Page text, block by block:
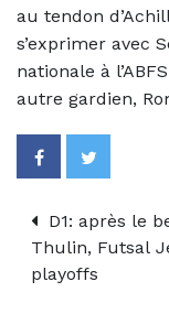
au tendon
s’exprimer avec
nationale à
autre gardien,
D1: après le
Thulin, Futsal
playoffs